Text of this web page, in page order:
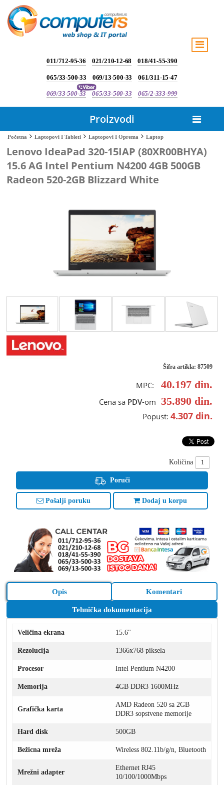
011/712-95-36 021/210-12-68 018/41-55-390
065/33-500-33 069/13-500-33 061/311-15-47
069/33-500-33 065/33-500-33 065/2-333-999
Proizvodi
Početna Laptopovi I Tableti Laptopovi I Oprema Laptop
Lenovo IdeaPad 320-15IAP (80XR00BHYA)
15.6 AG Intel Pentium N4200 4GB 500GB
Radeon 520-2GB Blizzard White
Šifra artikla: 87509
MPC: 40.197 din.
Cena sa PDV-om 35.890 din.
Popust: 4.307 din.
Količina
Poruči
Pošalji poruku Dodaj u korpu
Opis
Tehnička dokumentacija
Komentari
Veličina ekrana 15.6"
Rezolucija 1366x768 piksela
Procesor Intel Pentium N4200
Memorija 4GB DDR3 1600MHz
Grafička karta
AMD Radeon 520 sa 2GB
DDR3 sopstvene memorije
Hard disk 500GB
Bežicna mreža Wireless 802.11b/g/n, Bluetooth
Mrežni adapter
Ethernet RJ45
10/100/1000Mbps